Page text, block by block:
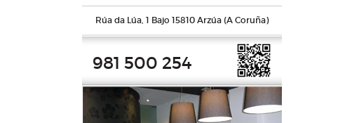
Rúa da Lúa, 1 Bajo 15810 Arzúa (A Coruña)
981 500 254